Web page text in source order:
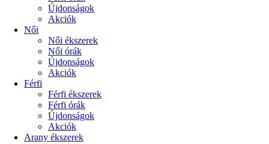
Újdonságok
Akciók
Női
Női ékszerek
Női órák
Újdonságok
Akciók
Férfi
Férfi ékszerek
Férfi órák
Újdonságok
Akciók
Arany ékszerek